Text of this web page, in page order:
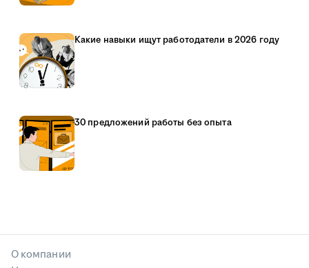
Какие навыки ищут работодатели в 2026 году
30 предложений работы без опыта
О компании